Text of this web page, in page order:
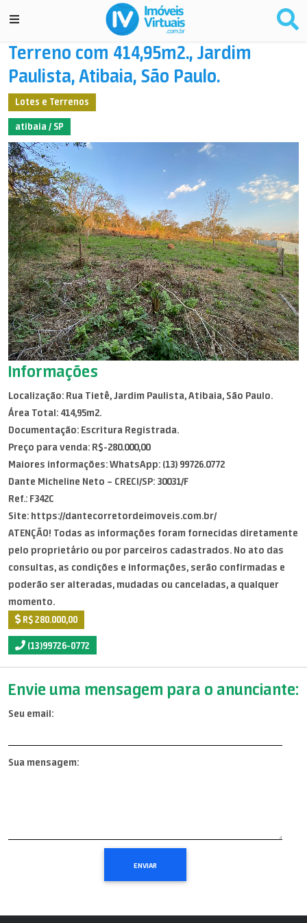
Terreno com 414,95m2., Jardim
Paulista, Atibaia, São Paulo.
Lotes e Terrenos
atibaia / SP
Informações
Localização: Rua Tietê, Jardim Paulista, Atibaia, São Paulo.
Área Total: 414,95m2.
Documentação: Escritura Registrada.
Preço para venda: R$-280.000,00
Maiores informações: WhatsApp: (13) 99726.0772
Dante Micheline Neto – CRECI/SP: 30031/F
Ref.: F342C
Site: https://dantecorretordeimoveis.com.br/
ATENÇÃO! Todas as informações foram fornecidas diretamente
pelo proprietário ou por parceiros cadastrados. No ato das
consultas, as condições e informações, serão confirmadas e
poderão ser alteradas, mudadas ou canceladas, a qualquer
momento.
R$ 280.000,00
(13)99726-0772
Envie uma mensagem para o anunciante:
Seu email:
Sua mensagem: